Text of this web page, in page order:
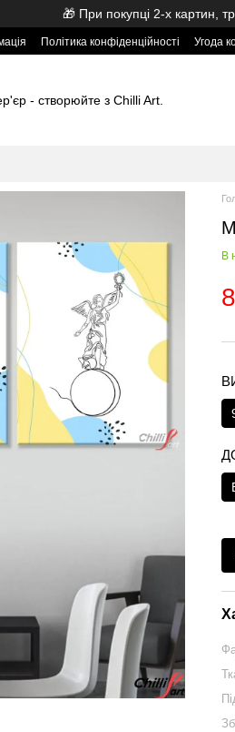
🎁 При покупці 2-х картин,
Політика конфіденційності Угода
- створюйте з Chilli Art.
В